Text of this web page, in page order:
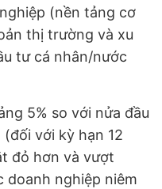
(nền tảng cơ
thị trường và xu
tư cá nhân/nước
5% so với nửa đầu
(đối với kỳ hạn 12
đỏ hơn và vượt
doanh nghiệp niêm